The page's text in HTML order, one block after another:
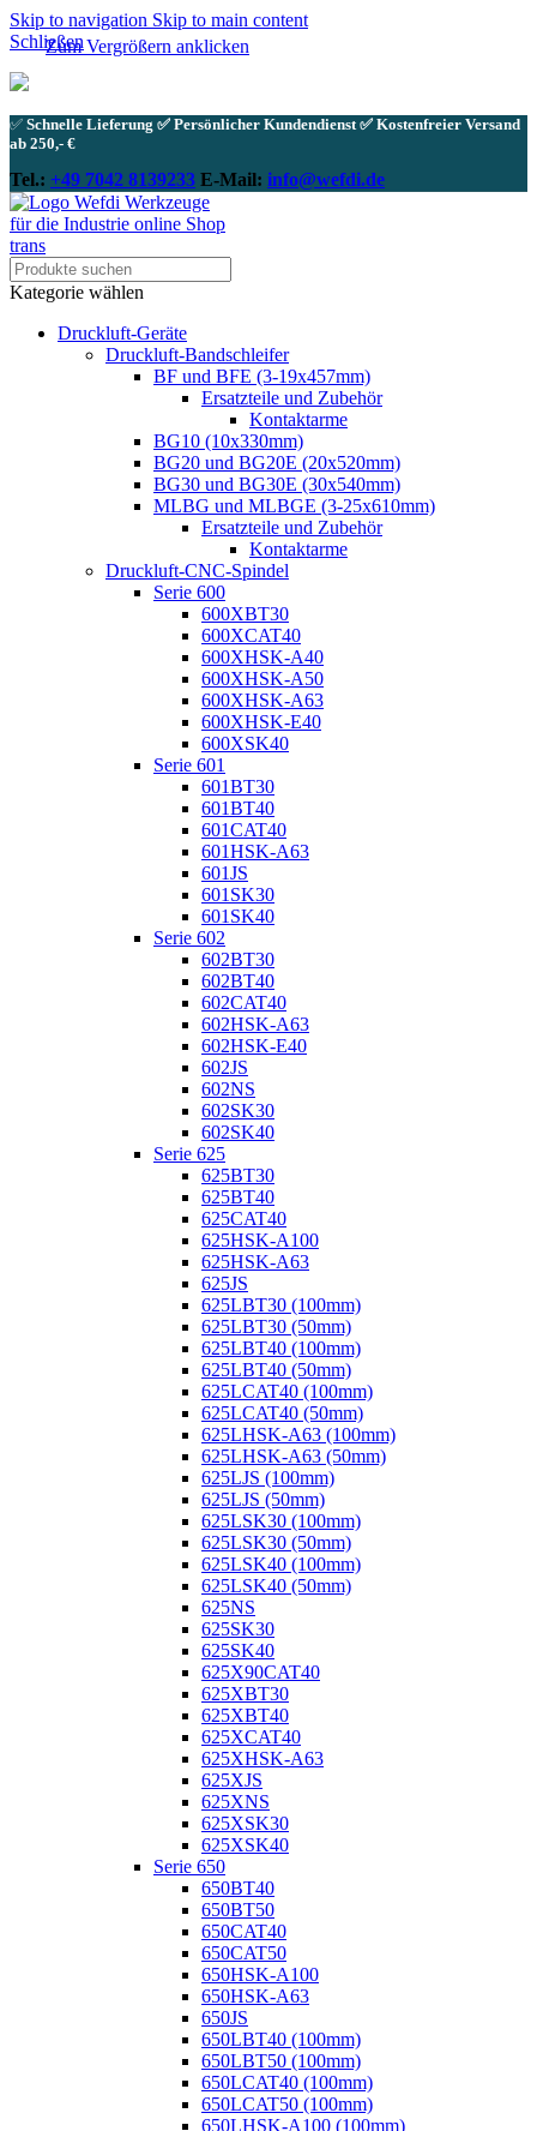
Skip to navigation Skip to main content
Schließen
✅ Schnelle Lieferung ✅ Persönlicher Kundendienst ✅ Kostenfreier Versand
ab 250,- €
Tel.: +49 7042 8139233 E-Mail: info@wefdi.de
Kategorie wählen
Druckluft-Geräte
Druckluft-Bandschleifer
BF und BFE (3-19x457mm)
Ersatzteile und Zubehör
Kontaktarme
BG10 (10x330mm)
BG20 und BG20E (20x520mm)
BG30 und BG30E (30x540mm)
MLBG und MLBGE (3-25x610mm)
Ersatzteile und Zubehör
Kontaktarme
Druckluft-CNC-Spindel
Serie 600
600XBT30
600XCAT40
600XHSK-A40
600XHSK-A50
600XHSK-A63
600XHSK-E40
600XSK40
Serie 601
601BT30
601BT40
601CAT40
601HSK-A63
601JS
601SK30
601SK40
Serie 602
602BT30
602BT40
602CAT40
602HSK-A63
602HSK-E40
602JS
602NS
602SK30
602SK40
Serie 625
625BT30
625BT40
625CAT40
625HSK-A100
625HSK-A63
625JS
625LBT30 (100mm)
625LBT30 (50mm)
625LBT40 (100mm)
625LBT40 (50mm)
625LCAT40 (100mm)
625LCAT40 (50mm)
625LHSK-A63 (100mm)
625LHSK-A63 (50mm)
625LJS (100mm)
625LJS (50mm)
625LSK30 (100mm)
625LSK30 (50mm)
625LSK40 (100mm)
625LSK40 (50mm)
625NS
625SK30
625SK40
625X90CAT40
625XBT30
625XBT40
625XCAT40
625XHSK-A63
625XJS
625XNS
625XSK30
625XSK40
Serie 650
650BT40
650BT50
650CAT40
650CAT50
650HSK-A100
650HSK-A63
650JS
650LBT40 (100mm)
650LBT50 (100mm)
650LCAT40 (100mm)
650LCAT50 (100mm)
650LHSK-A100 (100mm)
Zum Vergrößern anklicken